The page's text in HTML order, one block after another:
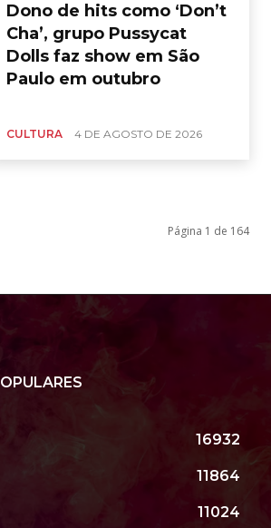
Dono de hits como ‘Don’t
Cha’, grupo Pussycat
Dolls faz show em São
Paulo em outubro
CULTURA 4 DE AGOSTO DE 2026
Página 1 de 164
16932
11864
11024